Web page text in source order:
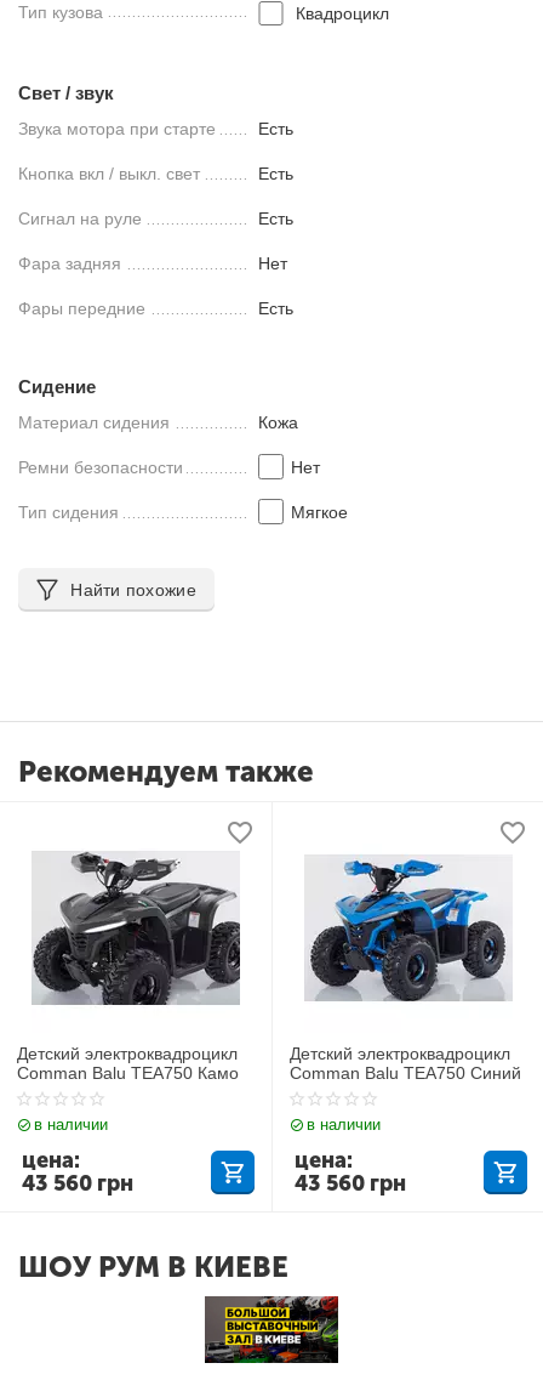
Тип кузова Квадроцикл
Свет / звук
Звука мотора при старте Есть
Кнопка вкл / выкл. свет Есть
Сигнал на руле Есть
Фара задняя Нет
Фары передние Есть
Сидение
Материал сидения Кожа
Ремни безопасности Нет
Тип сидения Мягкое
Найти похожие
Рекомендуем также
Детский электроквадроцикл
Comman Balu TEA750 Камо
в наличии
43 560 грн
цена:
Детский электроквадроцикл
Comman Balu TEA750 Синий
в наличии
43 560 грн
цена:
ШОУ РУМ В КИЕВЕ